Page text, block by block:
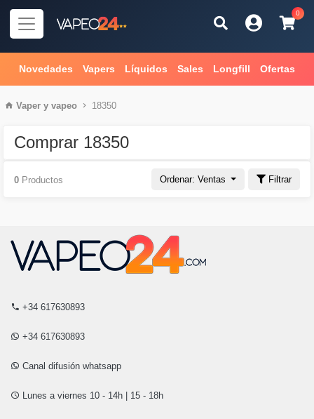
0
Novedades Vapers Líquidos Sales Longfill Ofertas
Vaper y vapeo 18350
Comprar 18350
Ordenar: Ventas Filtrar
0 Productos
+34 617630893
+34 617630893
Canal difusión whatsapp
Lunes a viernes 10 - 14h | 15 - 18h